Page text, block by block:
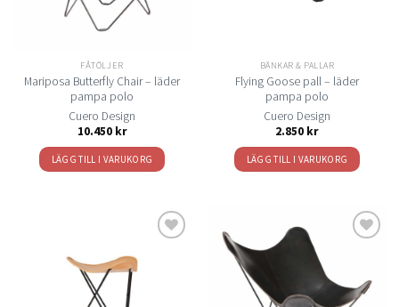
FÅTÖLJER
Mariposa Butterfly Chair – läder
pampa polo
Cuero Design
10.450 kr
LÄGG TILL I VARUKORG
BÄNKAR & PALLAR
Flying Goose pall – läder
pampa polo
Cuero Design
2.850 kr
LÄGG TILL I VARUKORG
till i
önskelistan